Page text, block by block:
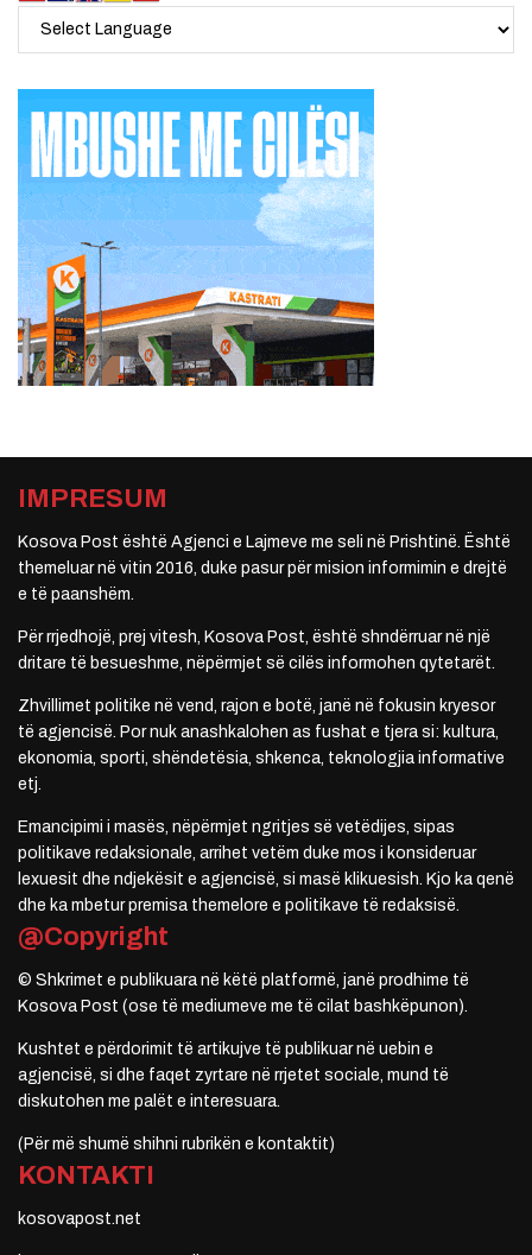
IMPRESUM
Kosova Post është Agjenci e Lajmeve me seli në Prishtinë. Është
themeluar në vitin 2016, duke pasur për mision informimin e drejtë
e të paanshëm.
Për rrjedhojë, prej vitesh, Kosova Post, është shndërruar në një
dritare të besueshme, nëpërmjet së cilës informohen qytetarët.
Zhvillimet politike në vend, rajon e botë, janë në fokusin kryesor
të agjencisë. Por nuk anashkalohen as fushat e tjera si: kultura,
ekonomia, sporti, shëndetësia, shkenca, teknologjia informative
etj.
Emancipimi i masës, nëpërmjet ngritjes së vetëdijes, sipas
politikave redaksionale, arrihet vetëm duke mos i konsideruar
lexuesit dhe ndjekësit e agjencisë, si masë klikuesish. Kjo ka qenë
dhe ka mbetur premisa themelore e politikave të redaksisë.
@Copyright
© Shkrimet e publikuara në këtë platformë, janë prodhime të
Kosova Post (ose të mediumeve me të cilat bashkëpunon).
Kushtet e përdorimit të artikujve të publikuar në uebin e
agjencisë, si dhe faqet zyrtare në rrjetet sociale, mund të
diskutohen me palët e interesuara.
(Për më shumë shihni rubrikën e kontaktit)
KONTAKTI
kosovapost.net